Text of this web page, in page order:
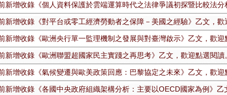
新增收錄《個人資料保護於雲端運算時代之法律爭議初探暨比較法分
新增收錄《對平台或零工經濟勞動者之保障－美國之經驗》乙文，歡
新增收錄《歐洲央行單一監理機制之發展與對臺灣啟示》乙文，歡迎
新增收錄《歐洲聯盟超國家民主實踐之再思考》乙文，歡迎點選閱讀
新增收錄《氣候變遷與歐美政策回應：巴黎協定之未來》乙文，歡迎
新增收錄《各國中央政府組織架構分析：主要以OECD國家為例》乙